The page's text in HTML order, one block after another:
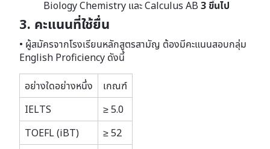
Biology Chemistry และ Calculus AB 3 ขึ้นไป
3. คะแนนที่ใช้ยื่น
• ผู้สมัครจากโรงเรียนหลักสูตรสามัญ ต้องมีคะแนนสอบกลุ่ม
English Proficiency ดังนี้
อย่างใดอย่างหนึ่ง
เกณฑ์
IELTS
≥ 5.0
TOEFL (iBT)
≥ 52